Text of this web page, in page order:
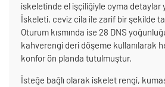
iskeletinde el işçiliğiyle oyma detaylar
İskeleti, ceviz cila ile zarif bir şekilde
Oturum kısmında ise 28 DNS
kahverengi deri döşeme kullanılarak
konfor ön planda tutulmuştur.
İsteğe bağlı olarak iskelet rengi,